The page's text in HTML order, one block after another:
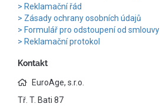
Reklamační řád
Zásady ochrany osobních údajů
Formulář pro odstoupení od smlouvy
Reklamační protokol
Kontakt
EuroAge, s.r.o.
Tř. T. Bati 87